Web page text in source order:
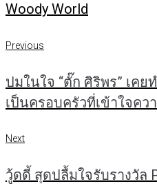
Woody World
แนะแนว
เรื่อง
Previous
Previous
ปมในใจ “ตั๊ก ศิริพร” เค
เป็นครอบครัวที่เข้าใจคว
Next
Next
วู้ดดี้ สุดปลื้มใจรับรางวัล